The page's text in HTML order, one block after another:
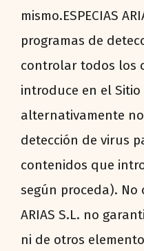
mismo.ESPECIAS
programas de
controlar todos los
introduce en el Sitio
alternativamente
detección de virus
contenidos que
según proceda). No
ARIAS S.L. no
ni de otros